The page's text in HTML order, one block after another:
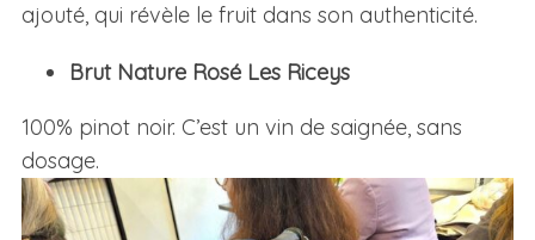
ajouté, qui révèle le fruit dans son authenticité.
Brut Nature Rosé Les Riceys
100% pinot noir. C’est un vin de saignée, sans
dosage.